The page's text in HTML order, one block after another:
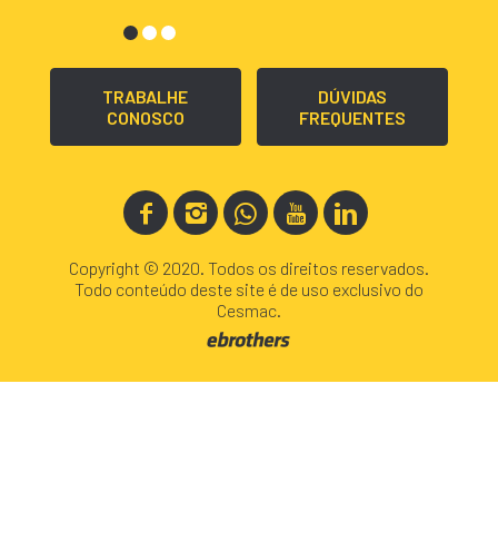
TRABALHE
CONOSCO
DÚVIDAS
FREQUENTES
Copyright © 2020. Todos os direitos reservados.
Todo conteúdo deste site é de uso exclusivo do
Cesmac.